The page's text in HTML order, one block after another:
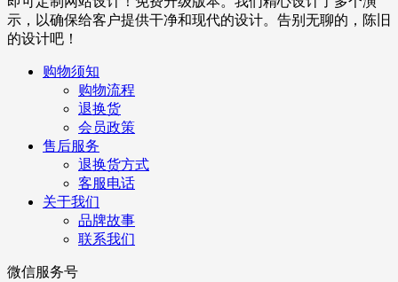
示，以确保给客户提供干净和现代的设计。告别无聊的，陈旧
的设计吧！
购物须知
购物流程
退换货
会员政策
售后服务
退换货方式
客服电话
关于我们
品牌故事
联系我们
微信服务号